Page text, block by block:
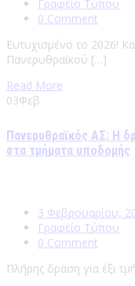
Γραφείο Τύπου
0 Comment
Ευτυχισμένο το 2026!
Πανερυθραϊκού […]
Read More
03Φεβ
Πανερυθραϊκός ΑΣ: Η
στα τμήματα υποδομής
3 Φεβρουαρίου,
Γραφείο Τύπου
0 Comment
Πλήρης δράση για έξι